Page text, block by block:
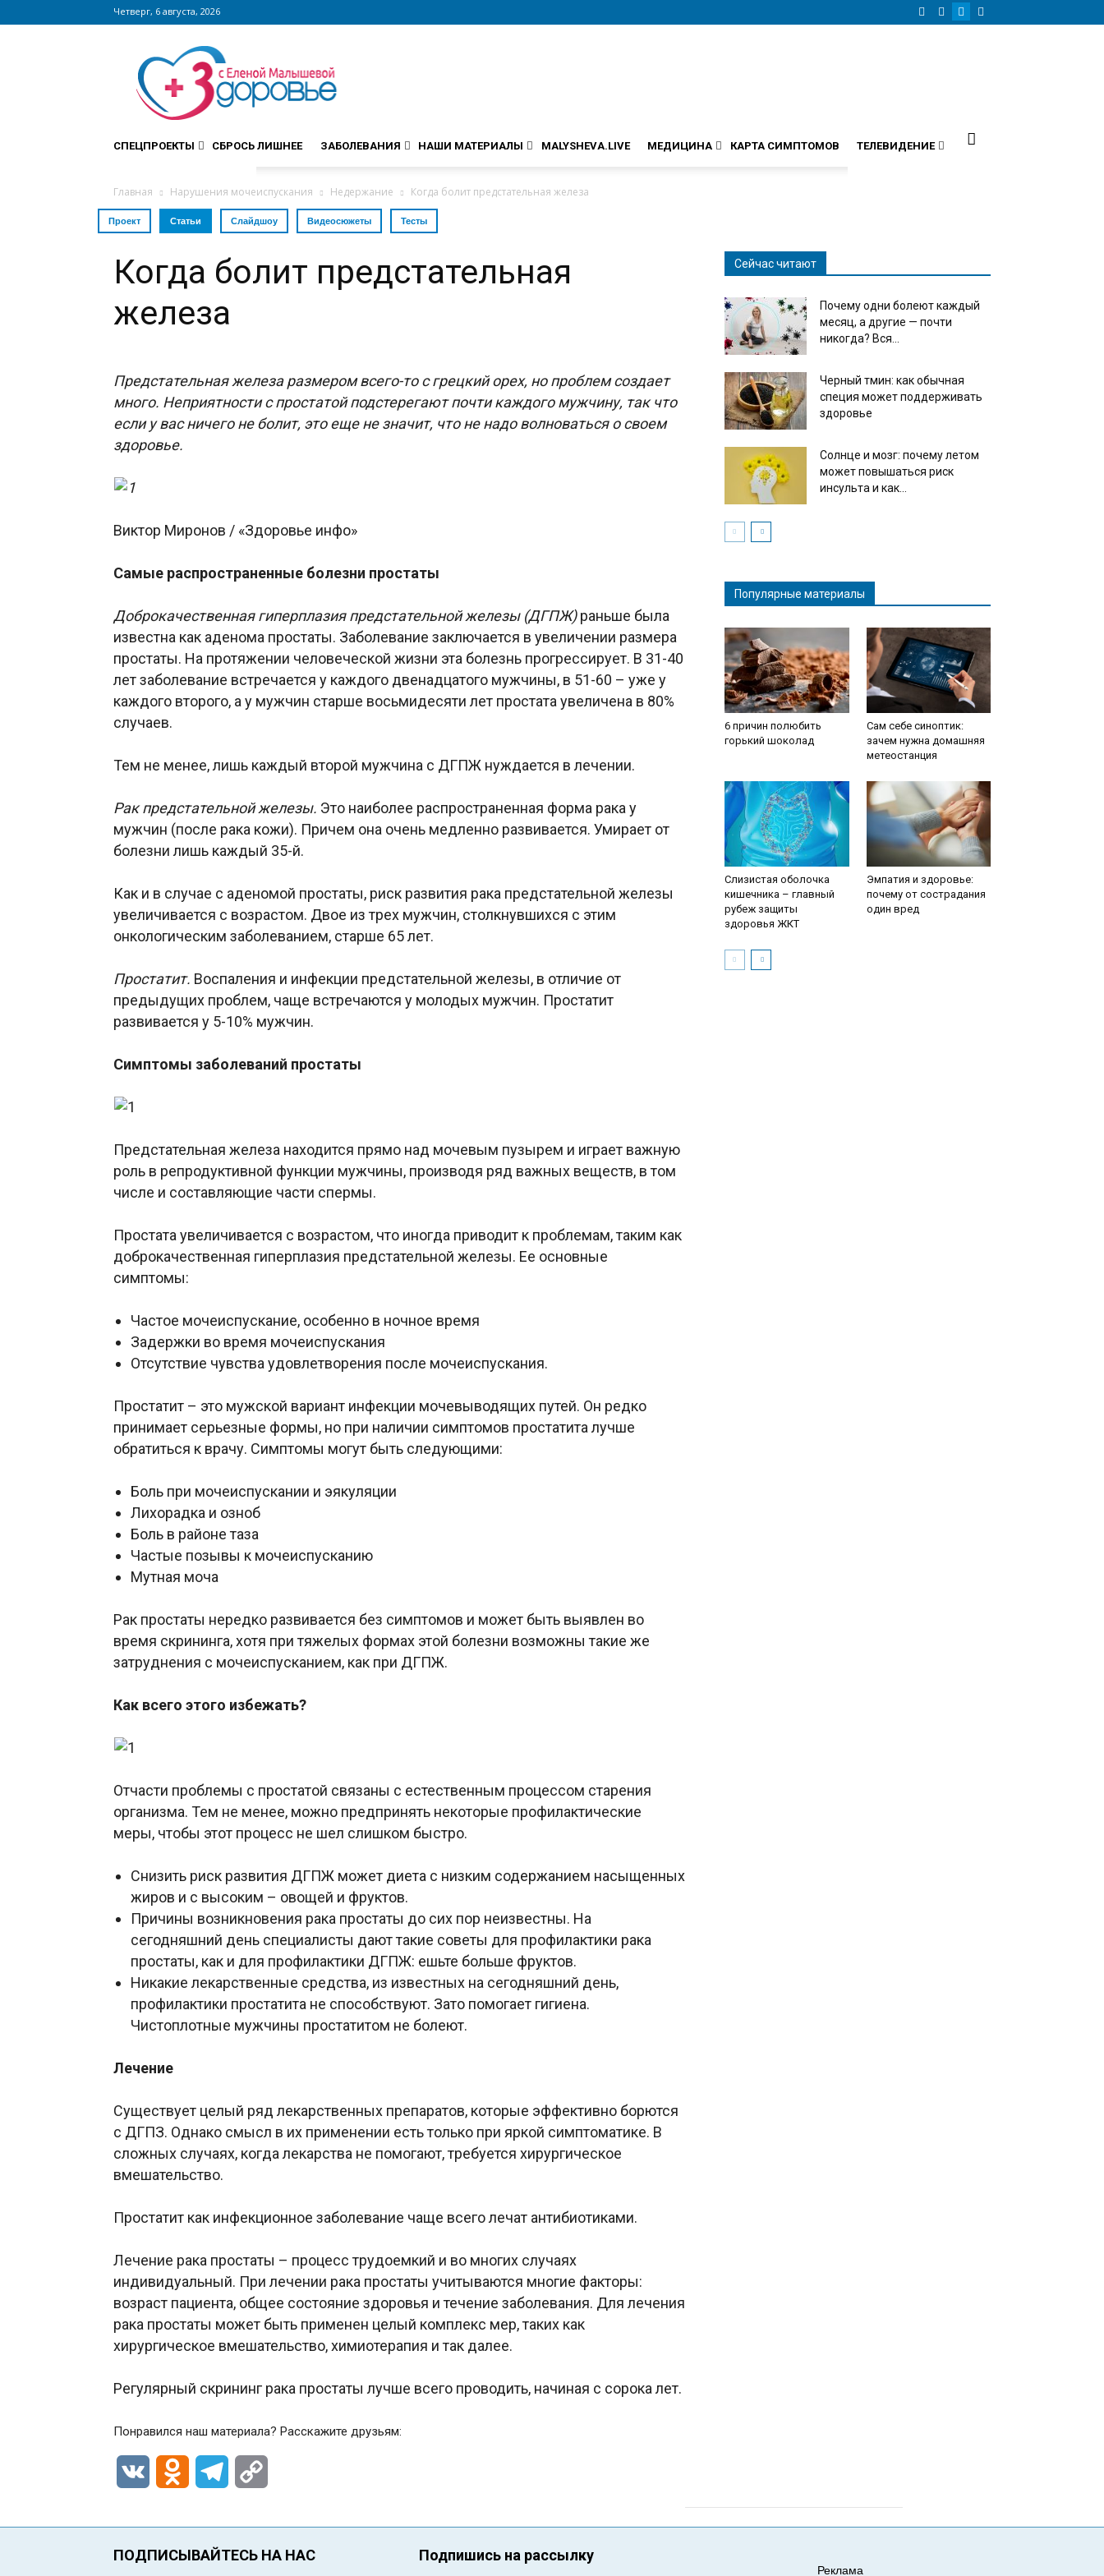
Четверг, 6 августа, 2026
Сайт
zdorovieinfo.ru
крупнейший
медицинский
интернет-
СПЕЦПРОЕКТЫ СБРОСЬ ЛИШНЕЕ ЗАБОЛЕВАНИЯ НАШИ МАТЕРИАЛЫ MALYSHEVA.LIVE МЕДИЦИНА КАРТА СИМПТОМОВ ТЕЛЕВИДЕНИЕ
Главная Нарушения мочеиспускания Недержание Когда болит предстательная железа
Проект Статьи Слайдшоу Видеосюжеты Тесты
Когда болит предстательная
железа
Предстательная железа размером всего-то с грецкий орех, но проблем создает
много. Неприятности с простатой подстерегают почти каждого мужчину, так что
если у вас ничего не болит, это еще не значит, что не надо волноваться о своем
здоровье.
Виктор Миронов / «Здоровье инфо»
Самые распространенные болезни простаты
Доброкачественная гиперплазия предстательной железы (ДГПЖ)раньше была
известна как аденома простаты. Заболевание заключается в увеличении размера
простаты. На протяжении человеческой жизни эта болезнь прогрессирует. В 31-40
лет заболевание встречается у каждого двенадцатого мужчины, в 51-60 – уже у
каждого второго, а у мужчин старше восьмидесяти лет простата увеличена в 80%
случаев.
Тем не менее, лишь каждый второй мужчина с ДГПЖ нуждается в лечении.
Рак предстательной железы. Это наиболее распространенная форма рака у
мужчин (после рака кожи). Причем она очень медленно развивается. Умирает от
болезни лишь каждый 35-й.
Как и в случае с аденомой простаты, риск развития рака предстательной железы
увеличивается с возрастом. Двое из трех мужчин, столкнувшихся с этим
онкологическим заболеванием, старше 65 лет.
Простатит. Воспаления и инфекции предстательной железы, в отличие от
предыдущих проблем, чаще встречаются у молодых мужчин. Простатит
развивается у 5-10% мужчин.
Симптомы заболеваний простаты
Предстательная железа находится прямо над мочевым пузырем и играет важную
роль в репродуктивной функции мужчины, производя ряд важных веществ, в том
числе и составляющие части спермы.
Простата увеличивается с возрастом, что иногда приводит к проблемам, таким как
доброкачественная гиперплазия предстательной железы. Ее основные
симптомы:
Частое мочеиспускание, особенно в ночное время
Задержки во время мочеиспускания
Отсутствие чувства удовлетворения после мочеиспускания.
Простатит – это мужской вариант инфекции мочевыводящих путей. Он редко
принимает серьезные формы, но при наличии симптомов простатита лучше
обратиться к врачу. Симптомы могут быть следующими:
Боль при мочеиспускании и эякуляции
Лихорадка и озноб
Боль в районе таза
Частые позывы к мочеиспусканию
Мутная моча
Рак простаты нередко развивается без симптомов и может быть выявлен во
время скрининга, хотя при тяжелых формах этой болезни возможны такие же
затруднения с мочеиспусканием, как при ДГПЖ.
Как всего этого избежать?
Отчасти проблемы с простатой связаны с естественным процессом старения
организма. Тем не менее, можно предпринять некоторые профилактические
меры, чтобы этот процесс не шел слишком быстро.
Снизить риск развития ДГПЖ может диета с низким содержанием насыщенных
жиров и с высоким – овощей и фруктов.
Причины возникновения рака простаты до сих пор неизвестны. На
сегодняшний день специалисты дают такие советы для профилактики рака
простаты, как и для профилактики ДГПЖ: ешьте больше фруктов.
Никакие лекарственные средства, из известных на сегодняшний день,
профилактики простатита не способствуют. Зато помогает гигиена.
Чистоплотные мужчины простатитом не болеют.
Лечение
Существует целый ряд лекарственных препаратов, которые эффективно борются
с ДГПЗ. Однако смысл в их применении есть только при яркой симптоматике. В
сложных случаях, когда лекарства не помогают, требуется хирургическое
вмешательство.
Простатит как инфекционное заболевание чаще всего лечат антибиотиками.
Лечение рака простаты – процесс трудоемкий и во многих случаях
индивидуальный. При лечении рака простаты учитываются многие факторы:
возраст пациента, общее состояние здоровья и течение заболевания. Для лечения
рака простаты может быть применен целый комплекс мер, таких как
хирургическое вмешательство, химиотерапия и так далее.
Регулярный скрининг рака простаты лучше всего проводить, начиная с сорока лет.
Понравился наш материала? Расскажите друзьям:
VK Odnoklassniki
Telegram
Сейчас читают
Почему одни болеют каждый
месяц, а другие — почти
никогда? Вся...
Черный тмин: как обычная
специя может поддерживать
здоровье
Солнце и мозг: почему летом
может повышаться риск
инсульта и как...
Популярные материалы
6 причин полюбить
горький шоколад
Сам себе синоптик:
зачем нужна домашняя
метеостанция
Слизистая оболочка
кишечника – главный
рубеж защиты
здоровья ЖКТ
Эмпатия и здоровье:
почему от сострадания
один вред
ПОДПИСЫВАЙТЕСЬ НА НАС Подпишись на рассылку
Реклама